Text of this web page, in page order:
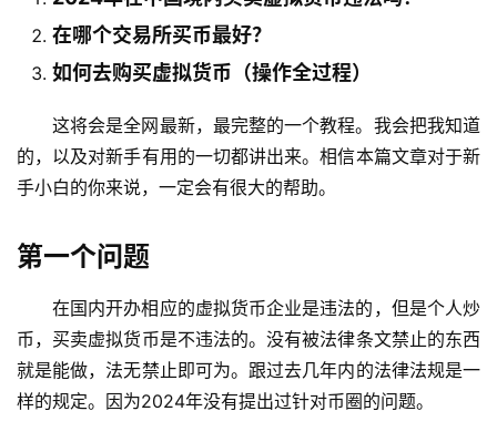
在哪个交易所买币最好？
如何去购买虚拟货币（操作全过程）
这将会是全网最新，最完整的一个教程。我会把我知道
的，以及对新手有用的一切都讲出来。相信本篇文章对于新
手小白的你来说，一定会有很大的帮助。
第一个问题
在国内开办相应的虚拟货币企业是违法的，但是个人炒
币，买卖虚拟货币是不违法的。没有被法律条文禁止的东西
就是能做，法无禁止即可为。跟过去几年内的法律法规是一
样的规定。因为2024年没有提出过针对币圈的问题。